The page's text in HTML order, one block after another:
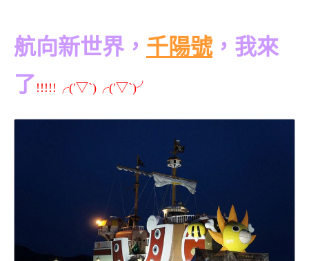
航向新世界， 千陽號，我來
了 !!!!!╭(′▽`)╭(′▽`)╯